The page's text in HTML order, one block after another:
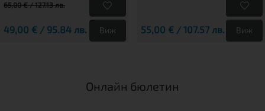
65,00 € / 127.13 лв.
49,00 € / 95.84 лв. Виж 55,00 € / 107.57 лв. Виж
Онлайн бюлетин